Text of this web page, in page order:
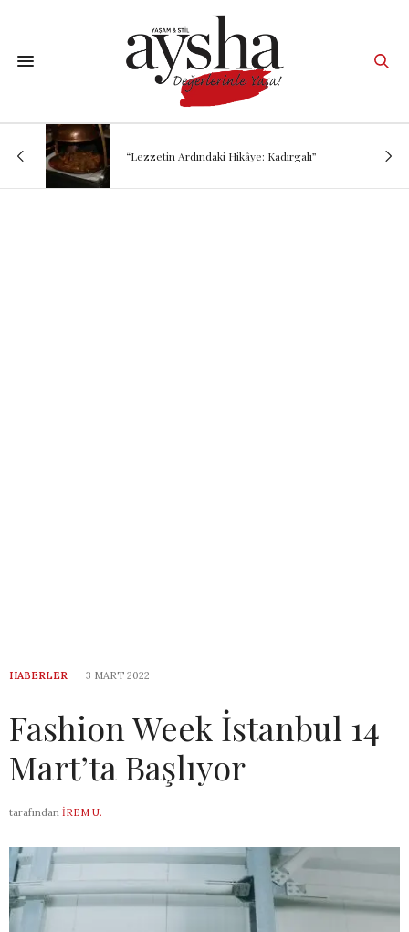
“Lezzetin Ardındaki Hikâye: Kadırgalı”
HABERLER 3 MART 2022
Fashion Week İstanbul 14
Mart’ta Başlıyor
tarafından İREM U.